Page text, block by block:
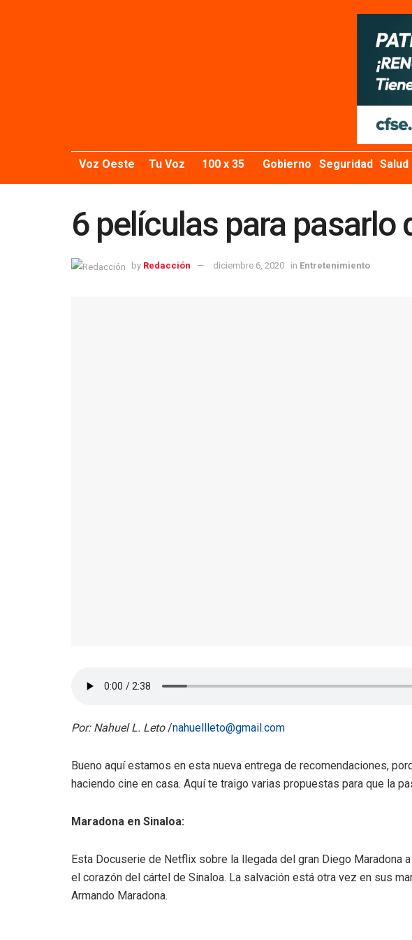
Voz Oeste Tu Voz 100 x 35 Gobierno Seguridad Salud
6 películas para pasarlo
by Redacción diciembre 6, 2020 in Entretenimiento
Por: Nahuel L. Leto/nahuellleto@gmail.com
Bueno aquí estamos en esta nueva entrega de recomendaciones,
haciendo cine en casa. Aquí te traigo varias propuestas para que la
Maradona en Sinaloa:
Esta Docuserie de Netflix sobre la llegada del gran Diego Maradona
el corazón del cártel de Sinaloa. La salvación está otra vez en sus
Armando Maradona.